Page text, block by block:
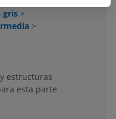
gris >
>
estructuras
esta parte